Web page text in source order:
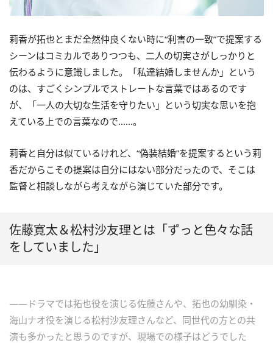
莉香が拓也とまだ全然仲良くない時に“利害の一致”で提案する
シーンはコミカルでありつつも、二人の切実さがしっかりと
伝わるように意識しました。「私達結婚しませんか」という
のは、すごくシンプルでストレートな言葉ではあるのです
が、「一人の大切な生活を守りたい」という切実な思いを抱
えている上での言葉なので……。
莉香と自分は似ているけれど、“偽装結婚”を提案するという莉
香だからこその提案は自分にはない部分だったので、そこは
監督と相談しながら考えながら演じていた部分です。
佐藤寛太＆松村沙友理とは「ずっと色々な話
をしていました」
――ドラマでは拓也役を演じる佐藤さんや、拓也の幼馴染・
海山ナオ役を演じる松村沙友理さんなど、同世代の方との共
演も多かったと思うのですが、現場での様子はどうでした